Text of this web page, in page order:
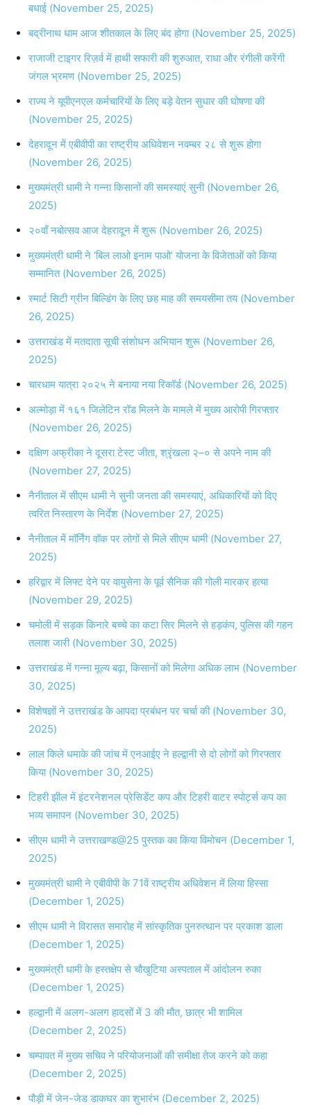
बधाई (November 25, 2025)
बद्रीनाथ धाम आज शीतकाल के लिए बंद होगा (November 25, 2025)
राजाजी टाइगर रिज़र्व में हाथी सफारी की शुरुआत, राधा और रंगीली करेंगी
जंगल भ्रमण (November 25, 2025)
राज्य ने यूपीएनएल कर्मचारियों के लिए बड़े वेतन सुधार की घोषणा की
(November 25, 2025)
देहरादून में एबीवीपी का राष्ट्रीय अधिवेशन नवम्बर २८ से शुरू होगा
(November 26, 2025)
मुख्यमंत्री धामी ने गन्ना किसानों की समस्याएं सुनी (November 26,
2025)
२०वाँ नबोत्सव आज देहरादून में शुरू (November 26, 2025)
मुख्यमंत्री धामी ने ‘बिल लाओ इनाम पाओ’ योजना के विजेताओं को किया
सम्मानित (November 26, 2025)
स्मार्ट सिटी ग्रीन बिल्डिंग के लिए छह माह की समयसीमा तय (November
26, 2025)
उत्तराखंड में मतदाता सूची संशोधन अभियान शुरू (November 26,
2025)
चारधाम यात्रा २०२५ ने बनाया नया रिकॉर्ड (November 26, 2025)
अल्मोड़ा में १६१ जिलेटिन रॉड मिलने के मामले में मुख्य आरोपी गिरफ्तार
(November 26, 2025)
दक्षिण अफ्रीका ने दूसरा टेस्ट जीता, श्रृंखला २–० से अपने नाम की
(November 27, 2025)
नैनीताल में सीएम धामी ने सुनी जनता की समस्याएं, अधिकारियों को दिए
त्वरित निस्तारण के निर्देश (November 27, 2025)
नैनीताल में मॉर्निंग वॉक पर लोगों से मिले सीएम धामी (November 27,
2025)
हरिद्वार में लिफ्ट देने पर वायुसेना के पूर्व सैनिक की गोली मारकर हत्या
(November 29, 2025)
चमोली में सड़क किनारे बच्चे का कटा सिर मिलने से हड़कंप, पुलिस की गहन
तलाश जारी (November 30, 2025)
उत्तराखंड में गन्ना मूल्य बढ़ा, किसानों को मिलेगा अधिक लाभ (November
30, 2025)
विशेषज्ञों ने उत्तराखंड के आपदा प्रबंधन पर चर्चा की (November 30,
2025)
लाल किले धमाके की जांच में एनआईए ने हल्द्वानी से दो लोगों को गिरफ्तार
किया (November 30, 2025)
टिहरी झील में इंटरनेशनल प्रेसिडेंट कप और टिहरी वाटर स्पोर्ट्स कप का
भव्य समापन (November 30, 2025)
सीएम धामी ने उत्तराखण्ड@25 पुस्तक का किया विमोचन (December 1,
2025)
मुख्यमंत्री धामी ने एबीवीपी के 71वें राष्ट्रीय अधिवेशन में लिया हिस्सा
(December 1, 2025)
सीएम धामी ने विरासत समारोह में सांस्कृतिक पुनरुत्थान पर प्रकाश डाला
(December 1, 2025)
मुख्यमंत्री धामी के हस्तक्षेप से चौखुटिया अस्पताल में आंदोलन रुका
(December 1, 2025)
हल्द्वानी में अलग-अलग हादसों में 3 की मौत, छात्र भी शामिल
(December 2, 2025)
चम्पावत में मुख्य सचिव ने परियोजनाओं की समीक्षा तेज करने को कहा
(December 2, 2025)
पौड़ी में जेन-जेड डाकघर का शुभारंभ (December 2, 2025)